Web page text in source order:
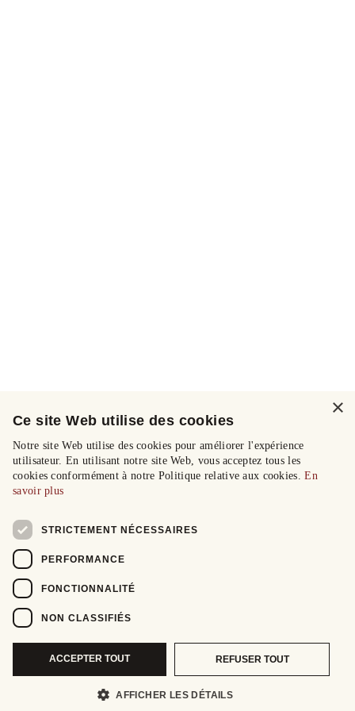
×
Ce site Web utilise des cookies
Notre site Web utilise des cookies pour améliorer l'expérience
utilisateur. En utilisant notre site Web, vous acceptez tous les
cookies conformément à notre Politique relative aux cookies.En
savoir plus
STRICTEMENT NÉCESSAIRES
PERFORMANCE
FONCTIONNALITÉ
NON CLASSIFIÉS
ACCEPTER TOUT REFUSER TOUT
AFFICHER LES DÉTAILS